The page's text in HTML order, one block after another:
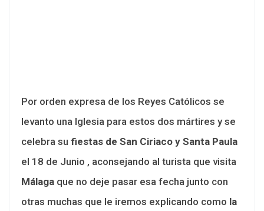
Por orden expresa de los Reyes Católicos se
levanto una Iglesia para estos dos mártires y se
celebra su fiestas de San Ciriaco y Santa Paula
el 18 de Junio , aconsejando al turista que visita
Málaga que no deje pasar esa fecha junto con
otras muchas que le iremos explicando como la